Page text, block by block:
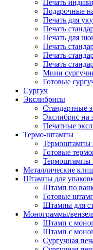
Печать
Подарочные
Печать для
Печать
Печать для
Печать
Печать
Печать
Мини
Готовые
Сургуч
Экслибрисы
Стандартные
Экслибрис на
Печатные
Термо-штампы
Термоштампы
Готовые
Термоштампы
Металлические
Штампы для
Штамп по
Готовые
Штампы для
Монограммы/
Штамп с
Штамп с
Сургучная